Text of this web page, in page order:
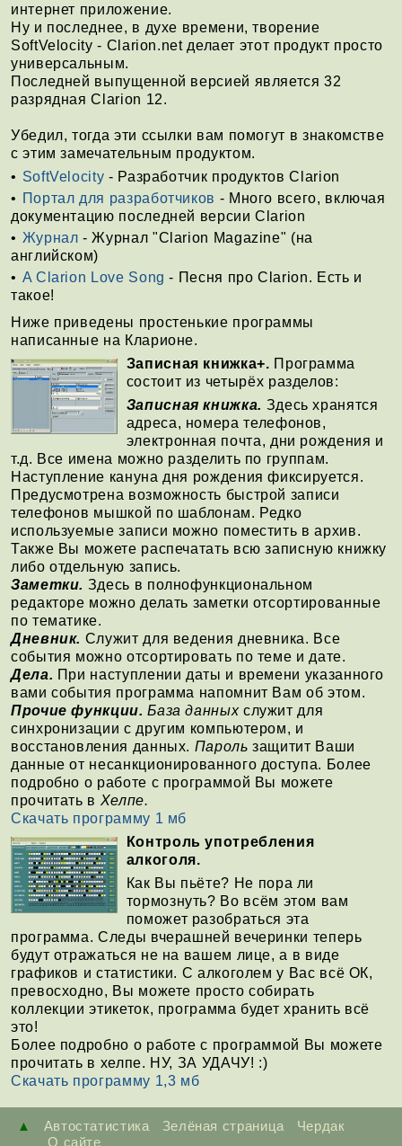
интернет приложение.
Ну и последнее, в духе времени, творение
SoftVelocity - Clarion.net делает этот продукт просто
универсальным.
Последней выпущенной версией является 32
разрядная Clarion 12.
Убедил, тогда эти ссылки вам помогут в знакомстве
с этим замечательным продуктом.
SoftVelocity - Разработчик продуктов Clarion
Портал для разработчиков - Много всего, включая
документацию последней версии Clarion
Журнал- Журнал "Clarion Magazine" (на
английском)
A Clarion Love Song- Песня про Clarion. Есть и
такое!
Ниже приведены простенькие программы
написанные на Кларионе.
Записная книжка+. Программа
состоит из четырёх разделов:
Записная книжка. Здесь хранятся
адреса, номера телефонов,
электронная почта, дни рождения и
т.д. Все имена можно разделить по группам.
Наступление кануна дня рождения фиксируется.
Предусмотрена возможность быстрой записи
телефонов мышкой по шаблонам. Редко
используемые записи можно поместить в архив.
Также Вы можете распечатать всю записную книжку
либо отдельную запись.
Заметки. Здесь в полнофункциональном
редакторе можно делать заметки отсортированные
по тематике.
Дневник. Служит для ведения дневника. Все
события можно отсортировать по теме и дате.
Дела. При наступлении даты и времени указанного
вами события программа напомнит Вам об этом.
Прочие функции.База данныхслужит для
синхронизации с другим компьютером, и
восстановления данных. Пароль защитит Ваши
данные от несанкционированного доступа. Более
подробно о работе с программой Вы можете
прочитать в Хелпе.
Скачать программу 1 мб
Контроль употребления
алкоголя.
Как Вы пьёте? Не пора ли
тормознуть? Во всём этом вам
поможет разобраться эта
программа. Следы вчерашней вечеринки теперь
будут отражаться не на вашем лице, а в виде
графиков и статистики. С алкоголем у Вас всё ОК,
превосходно, Вы можете просто собирать
коллекции этикеток, программа будет хранить всё
это!
Более подробно о работе с программой Вы можете
прочитать в хелпе. НУ, ЗА УДАЧУ! :)
Скачать программу 1,3 мб
▲ Автостатистика Зелёная страница
Чердак
О сайте